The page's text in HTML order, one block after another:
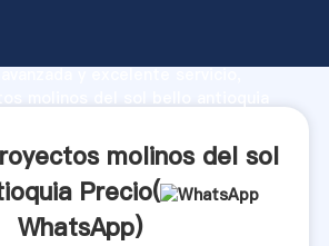
y excelente servicio,
molinos del sol
Precio(
WhatsApp)